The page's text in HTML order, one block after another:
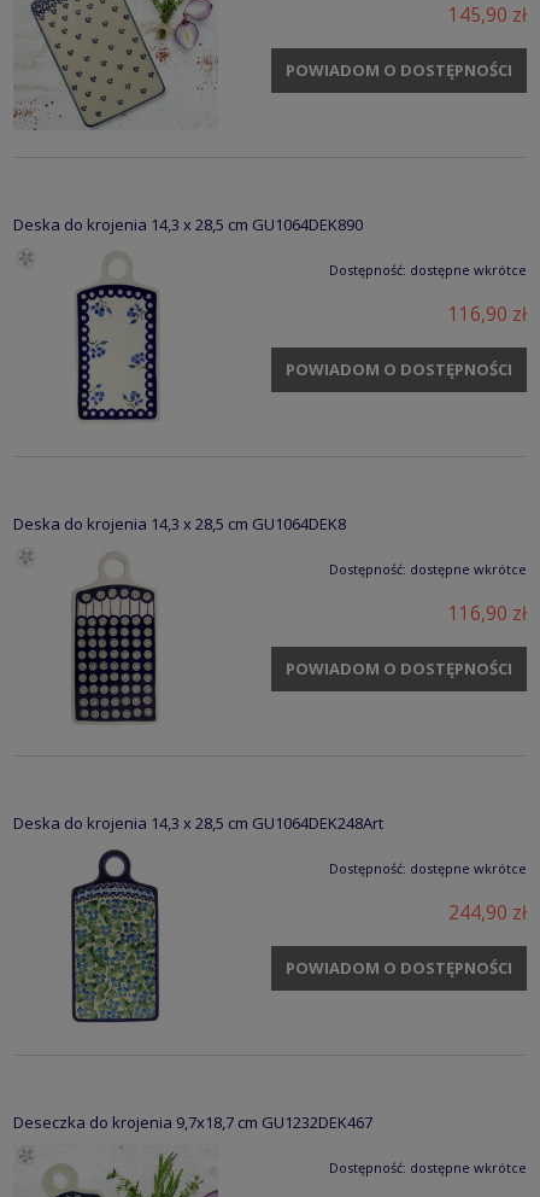
145,90 zł
POWIADOM O DOSTĘPNOŚCI
Deska do krojenia 14,3 x 28,5 cm GU1064DEK890
Dostępność: dostępne wkrótce
116,90 zł
POWIADOM O DOSTĘPNOŚCI
Deska do krojenia 14,3 x 28,5 cm GU1064DEK8
Dostępność: dostępne wkrótce
116,90 zł
POWIADOM O DOSTĘPNOŚCI
Deska do krojenia 14,3 x 28,5 cm GU1064DEK248Art
Dostępność: dostępne wkrótce
244,90 zł
POWIADOM O DOSTĘPNOŚCI
Deseczka do krojenia 9,7x18,7 cm GU1232DEK467
Dostępność: dostępne wkrótce